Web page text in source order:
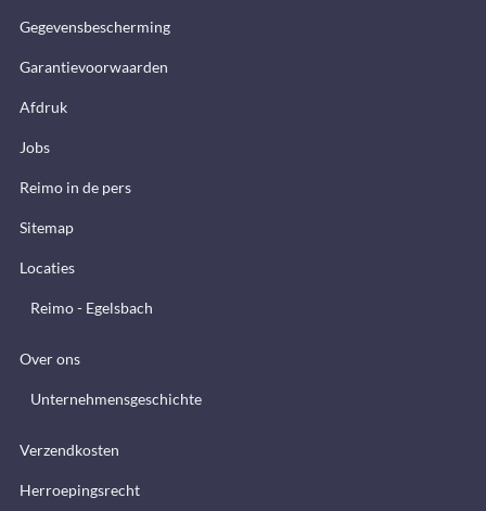
Gegevensbescherming
Garantievoorwaarden
Afdruk
Jobs
Reimo in de pers
Sitemap
Locaties
Reimo - Egelsbach
Over ons
Unternehmensgeschichte
Verzendkosten
Herroepingsrecht